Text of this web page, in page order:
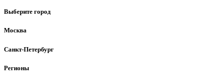
Выберите город
Москва
Санкт-Петербург
Регионы